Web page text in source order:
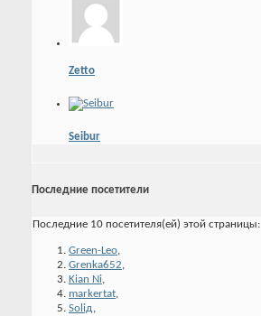
Zetto
Seibur
Последние посетители
Последние 10 посетителя(ей) этой страницы:
Green-Leo,
Grenka652,
Kian Ni,
markertat,
Soliд,